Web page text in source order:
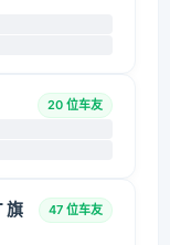
20 位车友
旗
47 位车友